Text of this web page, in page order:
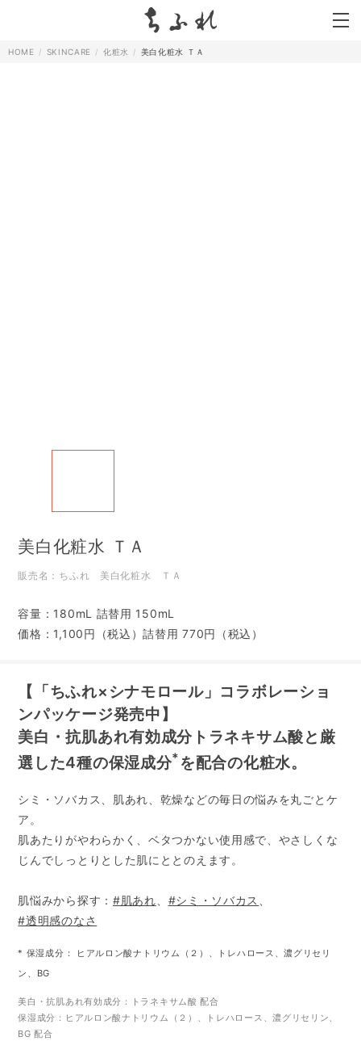
HOME SKINCARE 化粧水 美白化粧水 ＴＡ
美白化粧水 ＴＡ
販売名：ちふれ 美白化粧水 ＴＡ
容量：180mL 詰替用 150mL
価格：1,100円（税込）詰替用 770円（税込）
【「ちふれ×シナモロール」コラボレーショ
ンパッケージ発売中】
美白・抗肌あれ有効成分トラネキサム酸と 厳
選した4種の保湿成分* を配合の化粧水。
シミ・ソバカス、肌あれ、乾燥などの毎日の悩みを丸ごとケ
ア。
肌あたりがやわらかく、ベタつかない使用感で、 やさしくな
じんでしっとりとした肌にととのえます。
肌悩みから探す： #肌あれ、 #シミ・ソバカス 、
#透明感のなさ
* 保湿成分： ヒアルロン酸ナトリウム（２）、トレハロース、濃グリセリ
ン、BG
美白・抗肌あれ有効成分：トラネキサム酸 配合
保湿成分：ヒアルロン酸ナトリウム（２）、トレハロース、濃グリセリン、
BG 配合